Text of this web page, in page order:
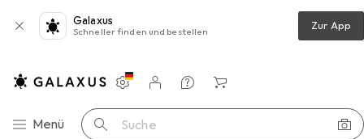
Galaxus
Schneller finden und bestellen Zur App
Navigation nach Kategorien
Menü Suche
Einstellungen
Kundenkonto
Vergleichslisten
Merklisten
Warenkorb